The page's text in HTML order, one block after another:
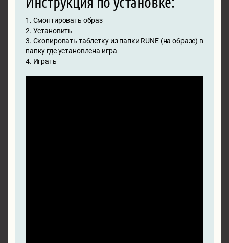
1. Смонтировать образ
2. Установить
3. Скопировать таблетку из папки RUNE (на образе) в
папку где установлена игра
4. Играть